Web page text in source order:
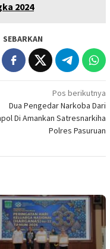
2024
SEBARKAN
Pos berikutnya
Dua Pengedar Narkoba Dari
Di Amankan Satresnarkiha
Polres Pasuruan